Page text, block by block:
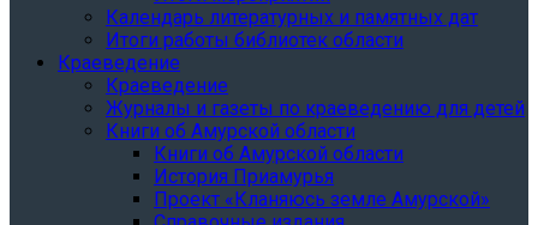
Календарь литературных и памятных дат
Итоги работы библиотек области
Краеведение
Краеведение
Журналы и газеты по краеведению для детей
Книги об Амурской области
Книги об Амурской области
История Приамурья
Проект «Кланяюсь земле Амурской»